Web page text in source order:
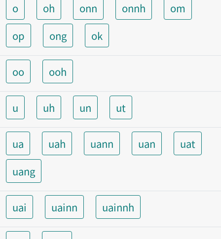
o oh onn onnh
om
op
ong ok
oo ooh
u uh un ut
ua uah uann uan
uat
uang
uai uainn uainnh